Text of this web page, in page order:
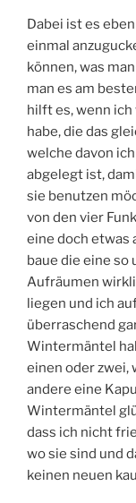
Dabei ist es
einmal
können, was
man es am
hilft es, wenn
habe, die das
welche davon
abgelegt ist,
sie benutzen
von den vier
eine doch etwas
baue die eine so
Aufräumen
liegen und ich
überraschend
Wintermäntel
einen oder zwei,
andere eine
Wintermäntel
dass ich nicht
wo sie sind und
keinen neuen